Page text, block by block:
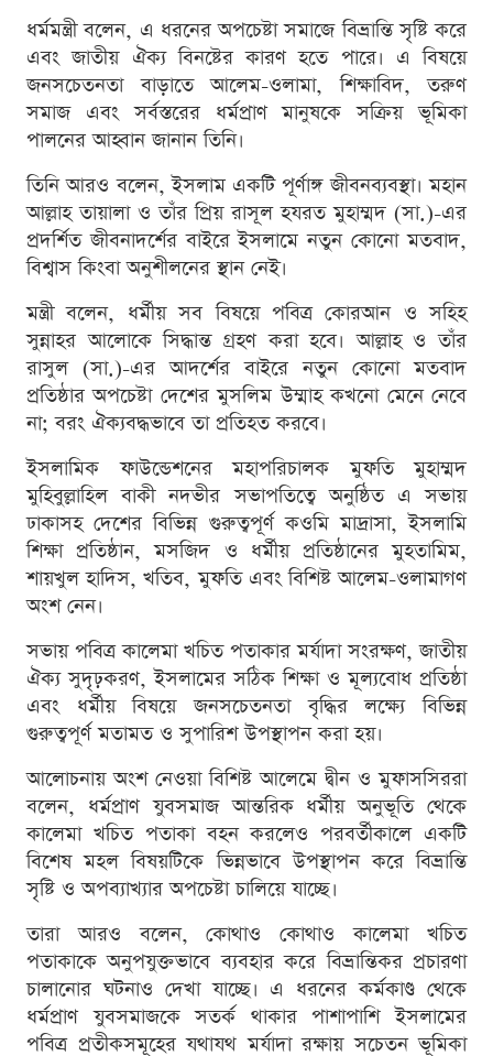
ধর্মমন্ত্রী বলেন, এ ধরনের অপচেষ্টা সমাজে বিভ্রান্তি সৃষ্টি করে
এবং জাতীয় ঐক্য বিনষ্টের কারণ হতে পারে। এ বিষয়ে
জনসচেতনতা বাড়াতে আলেম-ওলামা, শিক্ষাবিদ, তরুণ
সমাজ এবং সর্বস্তরের ধর্মপ্রাণ মানুষকে সক্রিয় ভূমিকা
পালনের আহ্বান জানান তিনি।
তিনি আরও বলেন, ইসলাম একটি পূর্ণাঙ্গ জীবনব্যবস্থা। মহান
আল্লাহ তায়ালা ও তাঁর প্রিয় রাসূল হযরত মুহাম্মদ (সা.)-এর
প্রদর্শিত জীবনাদর্শের বাইরে ইসলামে নতুন কোনো মতবাদ,
বিশ্বাস কিংবা অনুশীলনের স্থান নেই।
মন্ত্রী বলেন, ধর্মীয় সব বিষয়ে পবিত্র কোরআন ও সহিহ
সুন্নাহর আলোকে সিদ্ধান্ত গ্রহণ করা হবে। আল্লাহ ও তাঁর
রাসুল (সা.)-এর আদর্শের বাইরে নতুন কোনো মতবাদ
প্রতিষ্ঠার অপচেষ্টা দেশের মুসলিম উম্মাহ কখনো মেনে নেবে
না; বরং ঐক্যবদ্ধভাবে তা প্রতিহত করবে।
ইসলামিক ফাউন্ডেশনের মহাপরিচালক মুফতি মুহাম্মদ
মুহিবুল্লাহিল বাকী নদভীর সভাপতিত্বে অনুষ্ঠিত এ সভায়
ঢাকাসহ দেশের বিভিন্ন গুরুত্বপূর্ণ কওমি মাদ্রাসা, ইসলামি
শিক্ষা প্রতিষ্ঠান, মসজিদ ও ধর্মীয় প্রতিষ্ঠানের মুহতামিম,
শায়খুল হাদিস, খতিব, মুফতি এবং বিশিষ্ট আলেম-ওলামাগণ
অংশ নেন।
সভায় পবিত্র কালেমা খচিত পতাকার মর্যাদা সংরক্ষণ, জাতীয়
ঐক্য সুদৃঢ়করণ, ইসলামের সঠিক শিক্ষা ও মূল্যবোধ প্রতিষ্ঠা
এবং ধর্মীয় বিষয়ে জনসচেতনতা বৃদ্ধির লক্ষ্যে বিভিন্ন
গুরুত্বপূর্ণ মতামত ও সুপারিশ উপস্থাপন করা হয়।
আলোচনায় অংশ নেওয়া বিশিষ্ট আলেমে দ্বীন ও মুফাসসিররা
বলেন, ধর্মপ্রাণ যুবসমাজ আন্তরিক ধর্মীয় অনুভূতি থেকে
কালেমা খচিত পতাকা বহন করলেও পরবর্তীকালে একটি
বিশেষ মহল বিষয়টিকে ভিন্নভাবে উপস্থাপন করে বিভ্রান্তি
সৃষ্টি ও অপব্যাখ্যার অপচেষ্টা চালিয়ে যাচ্ছে।
তারা আরও বলেন, কোথাও কোথাও কালেমা খচিত
পতাকাকে অনুপযুক্তভাবে ব্যবহার করে বিভ্রান্তিকর প্রচারণা
চালানোর ঘটনাও দেখা যাচ্ছে। এ ধরনের কর্মকাণ্ড থেকে
ধর্মপ্রাণ যুবসমাজকে সতর্ক থাকার পাশাপাশি ইসলামের
পবিত্র প্রতীকসমূহের যথাযথ মর্যাদা রক্ষায় সচেতন ভূমিকা